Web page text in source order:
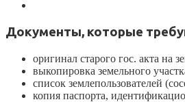
Документы, которые
оригинал старого гос. акта на
выкопировка земельного
список землепользователей
копия паспорта,